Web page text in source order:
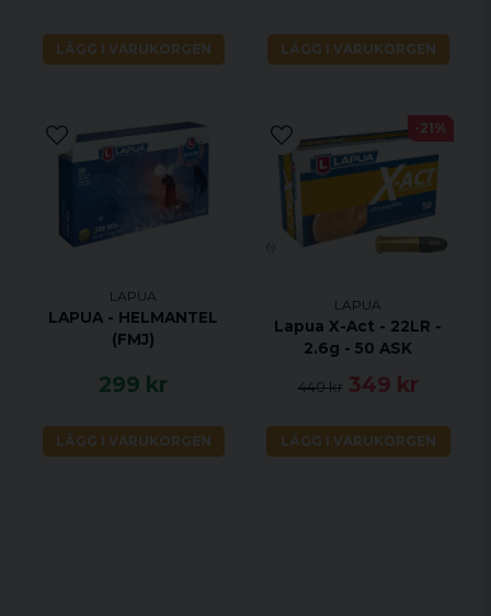
LÄGG I VARUKORGEN LÄGG I VARUKORGEN
LAPUA
LAPUA - HELMANTEL
(FMJ)
299 kr
LÄGG I VARUKORGEN
LAPUA
Lapua X-Act - 22LR -
2.6g - 50 ASK
440 kr 349 kr
LÄGG I VARUKORGEN
-21%